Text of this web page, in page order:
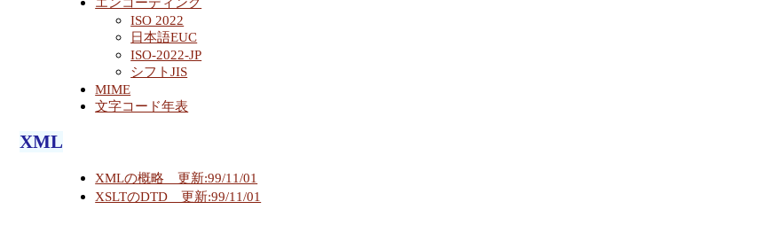
ISO 2022
日本語EUC
ISO-2022-JP
シフトJIS
MIME
文字コード年表
XML
XMLの概略 更新:99/11/01
XSLTのDTD 更新:99/11/01